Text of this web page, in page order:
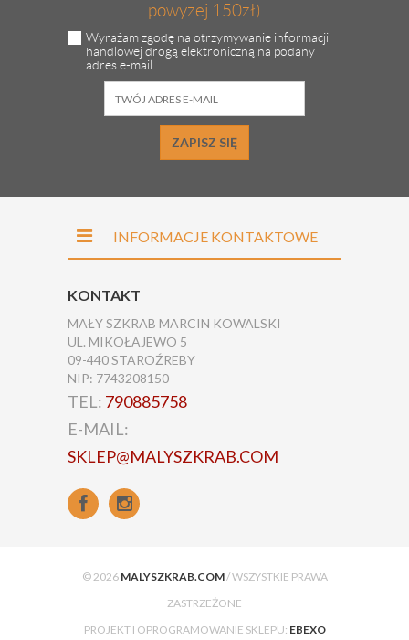
powyżej 150zł)
Wyrażam zgodę na otrzymywanie informacji
handlowej drogą elektroniczną na podany
adres e-mail
ZAPISZ SIĘ
INFORMACJE KONTAKTOWE
KONTAKT
MAŁY SZKRAB MARCIN KOWALSKI
UL. MIKOŁAJEWO 5
09-440 STAROŹREBY
NIP: 7743208150
TEL: 790885758
E-MAIL:
SKLEP@MALYSZKRAB.COM
© 2026 MALYSZKRAB.COM/ WSZYSTKIE PRAWA
ZASTRZEŻONE
PROJEKT I OPROGRAMOWANIE SKLEPU: EBEXO